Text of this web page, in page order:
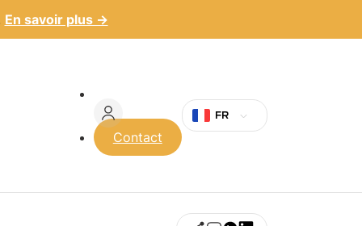
En savoir plus →
Menu
compte
l'utilisateur
Contact
FR